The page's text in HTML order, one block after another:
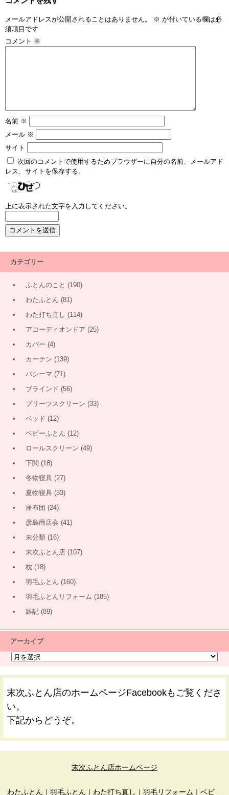
メールアドレスが公開されることはありません。 ※ が付いている欄は必
須項目です
コメント ※
名前 ※
メール ※
サイト
次回のコメントで使用するためブラウザーに自分の名前、メールアド
レス、サイトを保存する。
上に表示された文字を入力してください。
カテゴリー
ふとんのこと (190)
わたふとん (81)
わた打ち直し (114)
アコーディオンドア (25)
カバー (4)
カーテン (139)
パシーマ (71)
ブラインド (56)
プリーツスクリーン (33)
ベッド (12)
ベビーふとん (12)
ロールスクリーン (49)
下関 (18)
冬物寝具 (27)
夏物寝具 (33)
座布団 (24)
彦島商店会 (41)
未分類 (16)
末次ふとん店 (107)
枕 (18)
羽毛ふとん (160)
羽毛ふとんリフォーム (185)
雑記 (89)
アーカイブ
末次ふとん店のホームページFacebookもご覧くださ
い。
下記からどうぞ。
末次ふとん店ホームページ
わたふとん ｜羽毛ふとん ｜ わた打ち直し ｜羽毛リフォーム ｜ベビ